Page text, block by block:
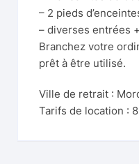
– 2 pieds
– diverses entrées
Branchez votre
prêt à être utilisé.
Ville de retrait :
Tarifs de location :